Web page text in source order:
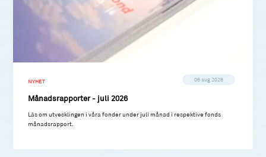
NYHET 06 aug 2026
Månadsrapporter - juli 2026
Läs om utvecklingen i våra fonder under juli månad i respektive fonds
månadsrapport.